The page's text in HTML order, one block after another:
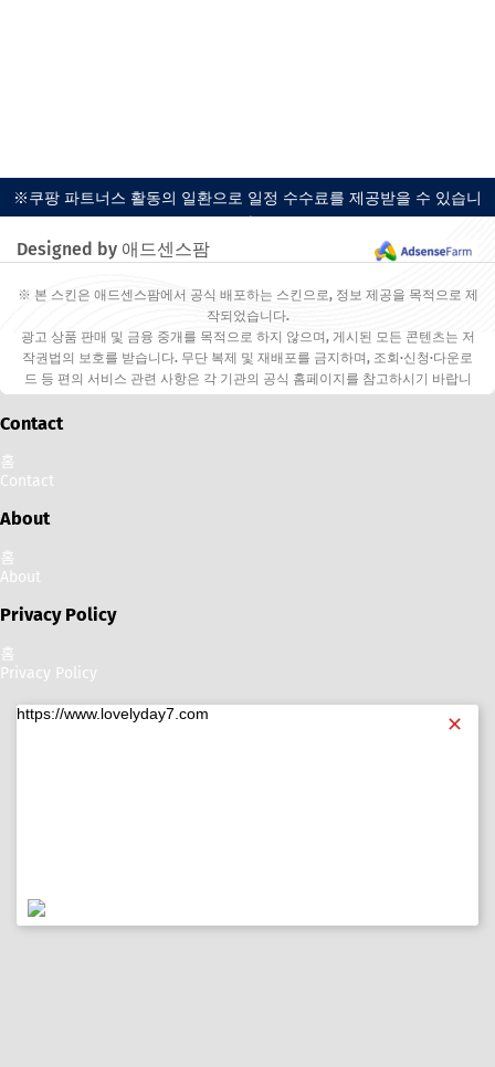
※쿠팡 파트너스 활동의 일환으로 일정 수수료를 제공받을 수 있습니
다.
Designed by 애드센스팜
※ 본 스킨은 애드센스팜에서 공식 배포하는 스킨으로, 정보 제공을 목적으로 제
작되었습니다.
광고 상품 판매 및 금융 중개를 목적으로 하지 않으며, 게시된 모든 콘텐츠는 저
작권법의 보호를 받습니다. 무단 복제 및 재배포를 금지하며, 조회·신청·다운로
드 등 편의 서비스 관련 사항은 각 기관의 공식 홈페이지를 참고하시기 바랍니
Contact
홈
Contact
About
홈
About
Privacy Policy
홈
Privacy Policy
✕
https://www.lovelyday7.com